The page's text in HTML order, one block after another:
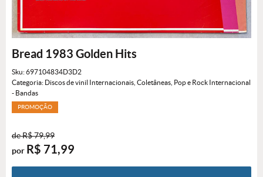
Bread 1983 Golden Hits
Sku:697104834D3D2
Categoria: Discos de vinil Internacionais Coletâneas Pop e Rock Internacional
- Bandas
PROMOÇÃO
deR$ 79,99
por R$ 71,99